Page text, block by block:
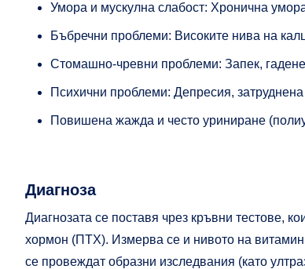
Умора и мускулна слабост: Хронична
Бъбречни проблеми: Високите нива на
Стомашно-чревни проблеми: Запек,
Психични проблеми: Депресия,
Повишена жажда и често уриниране
Диагноза
Диагнозата се поставя чрез кръвни тестове,
хормон (ПТХ). Измерва се и нивото на
се провеждат образни изследвания (като